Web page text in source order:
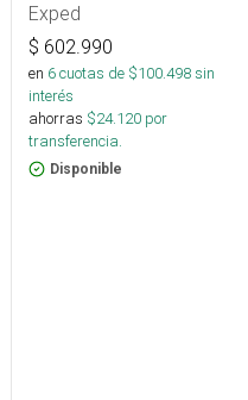
Exped
$ 602.990
en 6cuotas de $100.498sin
interés
ahorras $24.120 por
transferencia.
Disponible